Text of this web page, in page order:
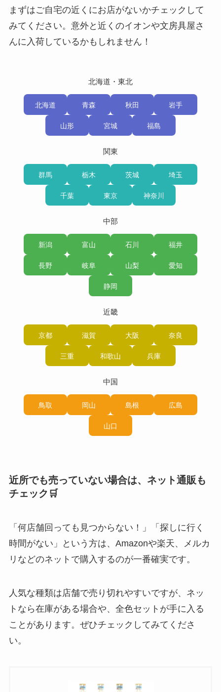
まずはご自宅の近くにお店がないかチェックして
みてください。意外と近くのイオンや文房具屋さ
んに入荷しているかもしれません！
北海道・東北
北海道 青森 秋田 岩手
山形 宮城 福島
関東
群馬 栃木 茨城 埼玉
千葉 東京 神奈川
中部
新潟 富山 石川 福井
長野 岐阜 山梨 愛知
静岡
近畿
京都 滋賀 大阪 奈良
三重 和歌山 兵庫
中国
鳥取 岡山 島根 広島
山口
近所でも売っていない場合は、ネット通販も
チェック🛒
「何店舗回っても見つからない！」「探しに行く
時間がない」という方は、Amazonや楽天、メルカ
リなどのネットで購入するのが一番確実です。
人気な種類は店舗で売り切れやすいですが、ネッ
トなら在庫がある場合や、全色セットが手に入る
ことがあります。ぜひチェックしてみてくださ
い。